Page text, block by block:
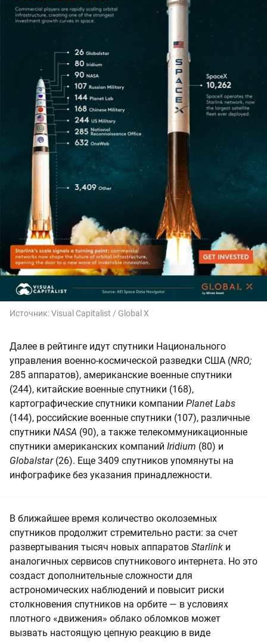
Источник:Visual Capitalist / Global X
Далее в рейтинге идут спутники Национального
управления военно-космической разведки США (NRO;
285 аппаратов), американские военные спутники
(244), китайские военные спутники (168),
картографические спутники компании Planet Labs
(144), российские военные спутники (107), различные
спутники NASA (90), а также телекоммуникационные
спутники американских компаний Iridium (80) и
Globalstar (26). Еще 3409 спутников упомянуты на
инфографике без указания принадлежности.
В ближайшее время количество околоземных
спутников продолжит стремительно расти: за счет
развертывания тысяч новых аппаратов Starlink и
аналогичных сервисов спутникового интернета. Но это
создаст дополнительные сложности для
астрономических наблюдений и повысит риски
столкновения спутников на орбите — в условиях
плотного «движения» облако обломков может
вызвать настоящую цепную реакцию в виде